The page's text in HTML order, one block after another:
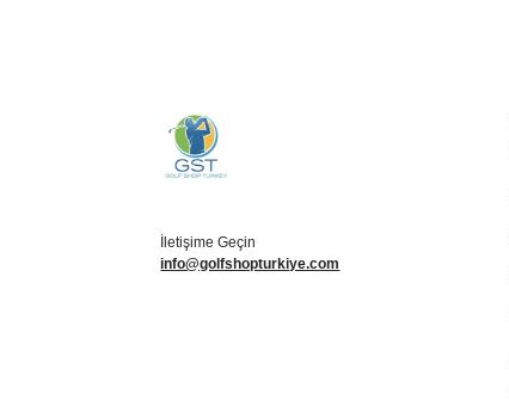
İletişime Geçin
info@golfshopturkiye.com